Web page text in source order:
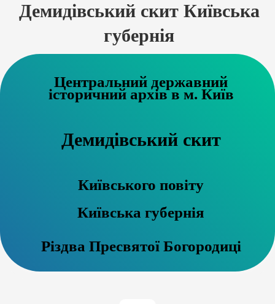
Демидівський скит Київська
губернія
Центральний державний
історичний архів в м. Київ
Демидівський скит
Київського повіту
Київська губернія
Різдва Пресвятої Богородиці